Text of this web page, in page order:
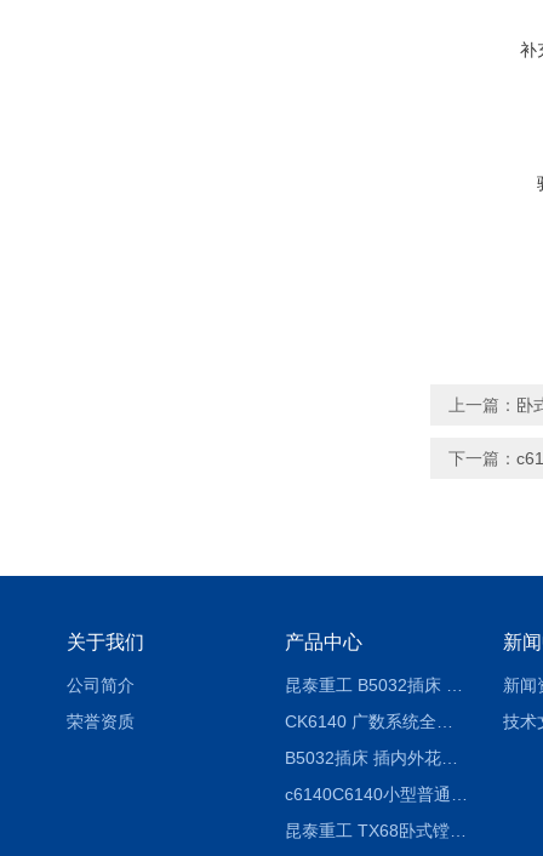
补
上一篇： 卧
下一篇：
关于我们
公司简介
荣誉资质
产品中心
B5032插床 插内外花键槽 B5020液压立式插床
昆泰重工 TX68卧式镗床 镗孔机 镗缸机
新
新闻
技术